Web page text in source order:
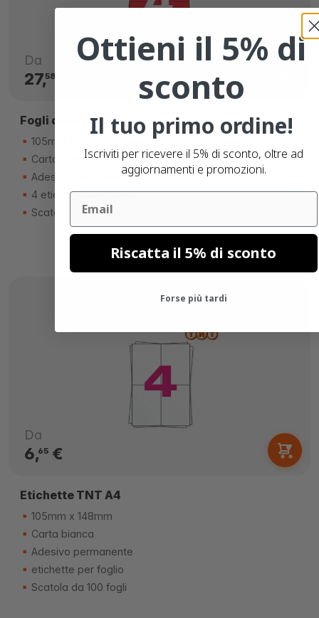
Da
27,58
Fogli adesivi A4 rosso
105mm x 148mm
Carta bianca
Adesivo permanente
4 etichette per foglio
Scatola da 200 fogli
Da
6,65€
Etichette TNT A4
105mm x 148mm
Carta bianca
Adesivo permanente
etichette per foglio
Scatola da 100 fogli
Ottieni il 5% di
sconto
Il tuo primo ordine!
Iscriviti per ricevere il 5% di sconto, oltre ad
aggiornamenti e promozioni.
Email
Riscatta il 5% di sconto
Forse più tardi